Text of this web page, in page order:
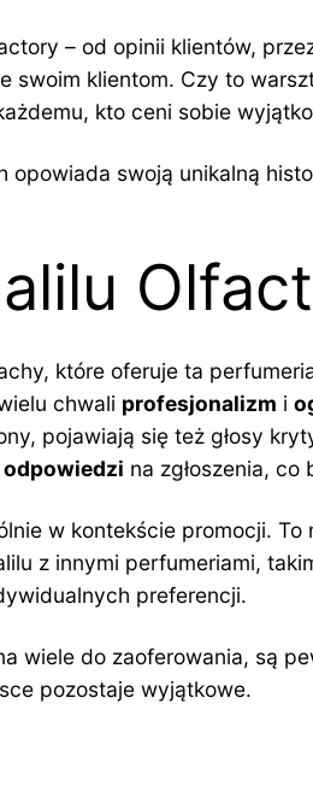
– od opinii klientów,
swoim klientom. Czy to
kto ceni sobie
swoją unikalną
które oferuje ta
chwali profesjonalizm i
pojawiają się też głosy
na zgłoszenia,
w kontekście promocji.
z innymi perfumeriami,
preferencji.
wiele do zaoferowania, są
pozostaje wyjątkowe.